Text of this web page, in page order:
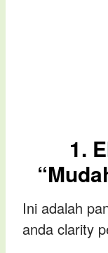
1.
Ini adalah
anda clarity